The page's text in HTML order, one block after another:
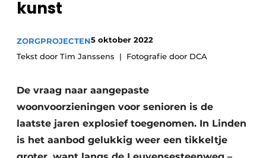
Vacature aanmelden
Video’s
Bedrijven
Bedrijven
Contact
Beton & Staalbouw
BIM
Evenementen
kunst
ZORGPROJECTEN5 oktober 2022
Tekst door Tim Janssens
Fotografie door DCA
De vraag naar aangepaste
woonvoorzieningen voor senioren is de
laatste jaren explosief toegenomen. In Linden
is het aanbod gelukkig weer een tikkeltje